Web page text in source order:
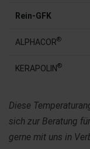
Rein-GFK
ALPHACOR®
KERAPOLIN®
Diese
sich zur Beratung
gerne mit uns in